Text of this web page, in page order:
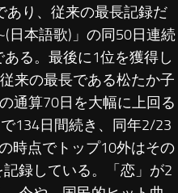
あり、従来の最長記録だ
日本語歌)」の同50日連続
る。最後に1位を獲得し
来の最長である松たか子
通算70日を大幅に上回る
134日間続き、同年2/23
時点でトップ10外はその
録している。「恋」が2